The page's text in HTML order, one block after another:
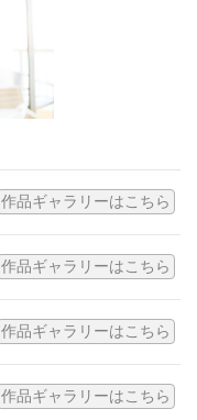
作品ギャラリーはこちら
作品ギャラリーはこちら
作品ギャラリーはこちら
作品ギャラリーはこちら